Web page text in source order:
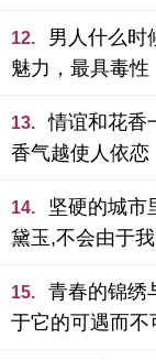
12.
男人什么时
魅力，最具毒性
13.
情谊和花香
香气越使人依恋
14.
坚硬的城市
黛玉,不会由于
15.
青春的锦绣
于它的可遇而不